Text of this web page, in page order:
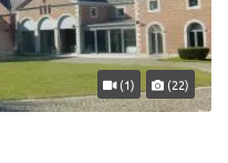
(1) (22)